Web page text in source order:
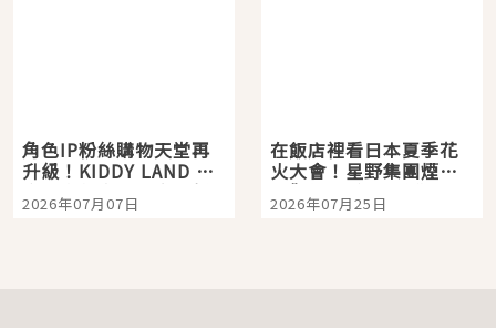
角色IP粉絲購物天堂再
升級！KIDDY LAND 原
宿店吉伊卡哇迎客，新
開幕 OMOKADO 店3分
2026年07月07日
在飯店裡看日本夏季花
火大會！星野集團煙火
景觀飯店6選，讓你不用
人擠人悠閒欣賞
2026年07月25日